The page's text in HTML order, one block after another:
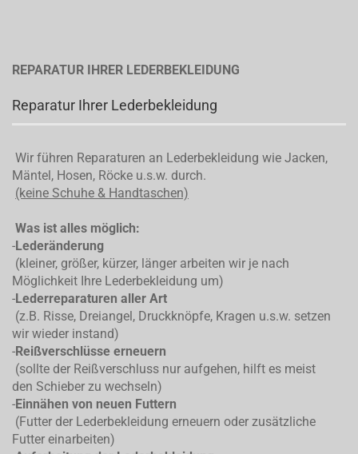
REPARATUR IHRER LEDERBEKLEIDUNG
Reparatur Ihrer Lederbekleidung
Wir führen Reparaturen an Lederbekleidung wie Jacken,
Mäntel, Hosen, Röcke u.s.w. durch.
(keine Schuhe & Handtaschen)
Was ist alles möglich:
-Lederänderung
(kleiner, größer, kürzer, länger arbeiten wir je nach
Möglichkeit Ihre Lederbekleidung um)
-Lederreparaturen aller Art
(z.B. Risse, Dreiangel, Druckknöpfe, Kragen u.s.w. setzen
wir wieder instand)
-Reißverschlüsse erneuern
(sollte der Reißverschluss nur aufgehen, hilft es meist
den Schieber zu wechseln)
-Einnähen von neuen Futtern
(Futter der Lederbekleidung erneuern oder zusätzliche
Futter einarbeiten)